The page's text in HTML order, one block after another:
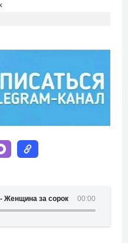
00:00
Женщина за сорок